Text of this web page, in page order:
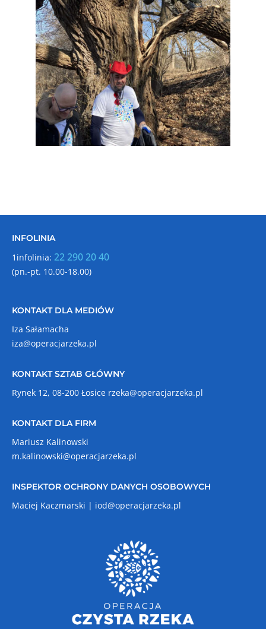
INFOLINIA
1infolinia: 22 290 20 40
(pn.-pt. 10.00-18.00)
KONTAKT DLA MEDIÓW
Iza Sałamacha
iza@operacjarzeka.pl
KONTAKT SZTAB GŁÓWNY
Rynek 12, 08-200 Łosice rzeka@operacjarzeka.pl
KONTAKT DLA FIRM
Mariusz Kalinowski
m.kalinowski@operacjarzeka.pl
INSPEKTOR OCHRONY DANYCH OSOBOWYCH
Maciej Kaczmarski | iod@operacjarzeka.pl